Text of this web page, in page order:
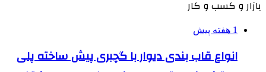
بازار و کسب و کار
1 هفته پیش
انواع قاب بندی دیوار با گچبری پیش ساخته پلی